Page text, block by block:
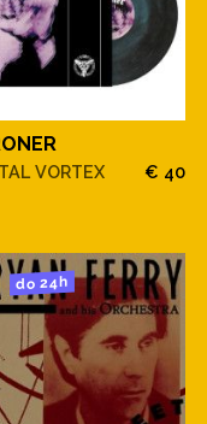
VORTEX € 40
do 24h